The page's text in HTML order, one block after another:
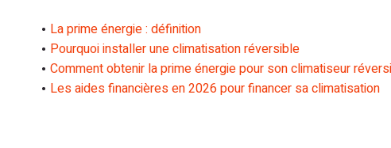
La prime énergie : définition
Pourquoi installer une climatisation réversible
Comment obtenir la prime énergie pour son climatiseur
Les aides financières en 2026 pour financer sa climatisation